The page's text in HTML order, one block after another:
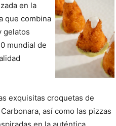
en la
que combina
gelatos
mundial de
exquisitas croquetas de
así como las pizzas